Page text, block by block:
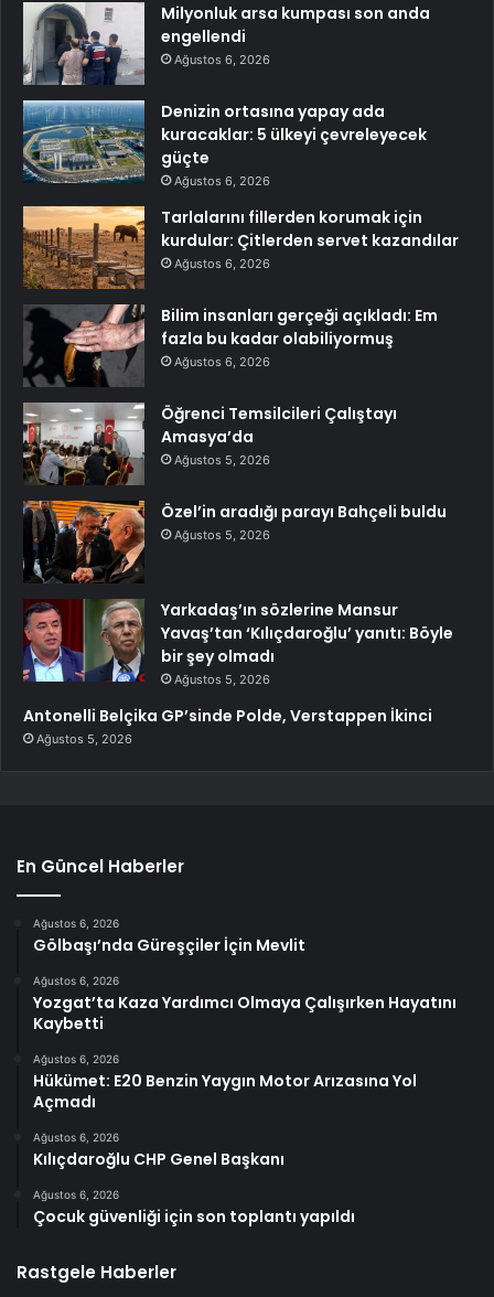
Milyonluk arsa kumpası son anda
engellendi
Ağustos 6, 2026
Denizin ortasına yapay ada
kuracaklar: 5 ülkeyi çevreleyecek
güçte
Ağustos 6, 2026
Tarlalarını fillerden korumak için
kurdular: Çitlerden servet kazandılar
Ağustos 6, 2026
Bilim insanları gerçeği açıkladı: Em
fazla bu kadar olabiliyormuş
Ağustos 6, 2026
Öğrenci Temsilcileri Çalıştayı
Amasya’da
Ağustos 5, 2026
Özel’in aradığı parayı Bahçeli buldu
Ağustos 5, 2026
Yarkadaş’ın sözlerine Mansur
Yavaş’tan ‘Kılıçdaroğlu’ yanıtı: Böyle
bir şey olmadı
Ağustos 5, 2026
Antonelli Belçika GP’sinde Polde, Verstappen İkinci
Ağustos 5, 2026
En Güncel Haberler
Ağustos 6, 2026
Gölbaşı’nda Güreşçiler İçin Mevlit
Ağustos 6, 2026
Yozgat’ta Kaza Yardımcı Olmaya Çalışırken Hayatını
Kaybetti
Ağustos 6, 2026
Hükümet: E20 Benzin Yaygın Motor Arızasına Yol
Açmadı
Ağustos 6, 2026
Kılıçdaroğlu CHP Genel Başkanı
Ağustos 6, 2026
Çocuk güvenliği için son toplantı yapıldı
Rastgele Haberler